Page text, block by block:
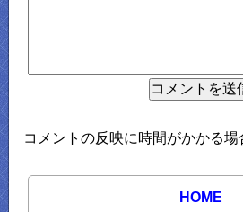
コメントの反映に時間がかかる場
HOME